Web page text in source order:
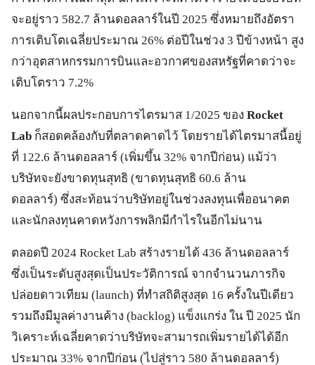
จะอยู่ราว 582.7 ล้านดอลลาร์ในปี 2025 ซึ่งหมายถึงอัตรา
การเติบโตเฉลี่ยประมาณ 26% ต่อปีในช่วง 3 ปีข้างหน้า สูง
กว่าอุตสาหกรรมการบินและอวกาศของสหรัฐที่คาดว่าจะ
เติบโตราว 7.2%
นอกจากนี้ผลประกอบการไตรมาส 1/2025 ของ Rocket
Lab ก็สอดคล้องกับที่ตลาดคาดไว้ โดยรายได้ไตรมาสนี้อยู่
ที่ 122.6 ล้านดอลลาร์ (เพิ่มขึ้น 32% จากปีก่อน) แม้ว่า
บริษัทจะยังขาดทุนสุทธิ (ขาดทุนสุทธิ 60.6 ล้าน
ดอลลาร์) ซึ่งสะท้อนว่าบริษัทอยู่ในช่วงลงทุนเพื่ออนาคต
และนักลงทุนคาดหวังการพลิกมีกำไรในอีกไม่นาน
ตลอดปี 2024 Rocket Lab สร้างรายได้ 436 ล้านดอลลาร์
ซึ่งเป็นระดับสูงสุดเป็นประวัติการณ์ จากจำนวนภารกิจ
ปล่อยดาวเทียม (launch) ที่ทำสถิติสูงสุด 16 ครั้งในปีเดียว
รวมถึงมีมูลค่างานค้าง (backlog) แข็งแกร่ง ใน ปี 2025 นัก
วิเคราะห์เฉลี่ยคาดว่าบริษัทจะสามารถเพิ่มรายได้ได้อีก
ประมาณ 33% จากปีก่อน (ไปสู่ราว 580 ล้านดอลลาร์)